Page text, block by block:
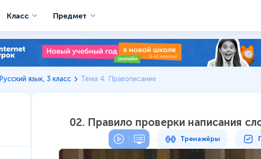
Класс Предмет
Русский язык, 3 класс Тема 4. Правописание
02. Правило проверки написания
Тренажёры